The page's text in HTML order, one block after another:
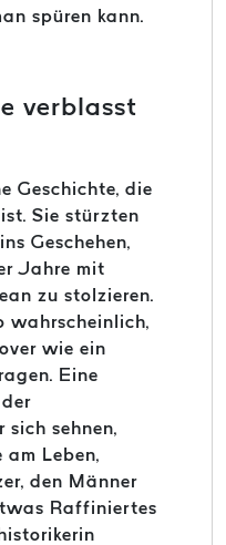
spüren kann.
verblasst
Geschichte, die
Sie stürzten
Geschehen,
Jahre mit
zu stolzieren.
wahrscheinlich,
wie ein
Eine
sich sehnen,
am Leben,
den Männer
Raffiniertes